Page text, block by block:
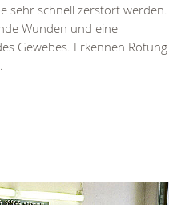
sehr schnell zerstört werden.
Wunden und eine
Gewebes. Erkennen Rötung